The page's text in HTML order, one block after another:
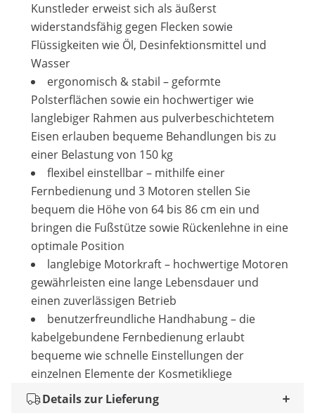
Kunstleder erweist sich als äußerst
widerstandsfähig gegen Flecken sowie
Flüssigkeiten wie Öl, Desinfektionsmittel und
Wasser
ergonomisch & stabil – geformte
Polsterflächen sowie ein hochwertiger wie
langlebiger Rahmen aus pulverbeschichtetem
Eisen erlauben bequeme Behandlungen bis zu
einer Belastung von 150 kg
flexibel einstellbar – mithilfe einer
Fernbedienung und 3 Motoren stellen Sie
bequem die Höhe von 64 bis 86 cm ein und
bringen die Fußstütze sowie Rückenlehne in eine
optimale Position
langlebige Motorkraft – hochwertige Motoren
gewährleisten eine lange Lebensdauer und
einen zuverlässigen Betrieb
benutzerfreundliche Handhabung – die
kabelgebundene Fernbedienung erlaubt
bequeme wie schnelle Einstellungen der
einzelnen Elemente der Kosmetikliege
Details zur Lieferung